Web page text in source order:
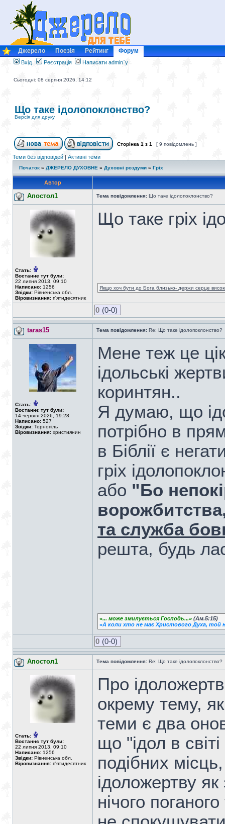
Джерело Поезія Рейтинг Форум
Вхід Реєстрація Написати admin`у
Сьогодні: 08 серпня 2026, 14:12
Що таке ідолопоклонство?
Версія для друку
Сторінка 1 з 1 [ 9 повідомлень ]
Теми без відповідей | Активні теми
Початок » ДЖЕРЕЛО ДУХОВНЕ » Духовні роздуми » Гріх
Автор
Апостол1 Тема повідомлення: Що таке ідолопоклонство?
Стать:
Востаннє тут були:
22 липня 2013, 09:10
Написано: 1256
Звідки: Рівненська обл.
Віровизнання: п'ятидесятник
Що таке гріх
Якщо хоч бути до Бога близько- держи серце
0 (0-0)
taras15 Тема повідомлення: Re: Що таке ідолопоклонство?
Стать:
Востаннє тут були:
14 червня 2026, 19:28
Написано: 527
Звідки: Тернопіль
Віровизнання: християнин
Мене теж це
ідольські
коринтян..
Я думаю, що
потрібно в
в Біблії є
гріх
або "Бо
та служба
решта, будь
«... може змилується Господь...» (Ам.5:15)
«А коли хто не має Христового Духа, той
0 (0-0)
Апостол1 Тема повідомлення: Re: Що таке ідолопоклонство?
Стать:
Востаннє тут були:
22 липня 2013, 09:10
Написано: 1256
Звідки: Рівненська обл.
Віровизнання: п'ятидесятник
Про
окрему тему,
теми є два
що "ідол в
подібних
ідоложертву
нічого